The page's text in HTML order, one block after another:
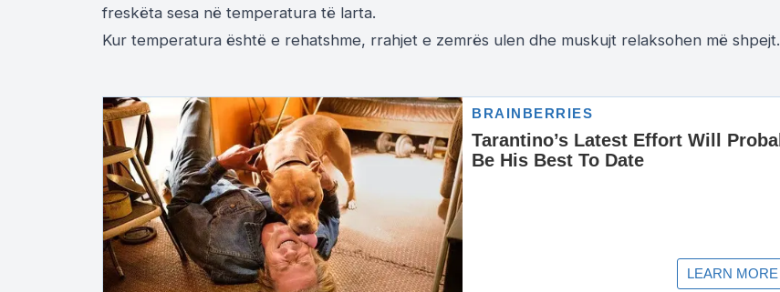
freskëta sesa në temperatura të larta.
Kur temperatura është e rehatshme, rrahjet e zemrës ulen dhe muskujt relaksohen më shpejt.